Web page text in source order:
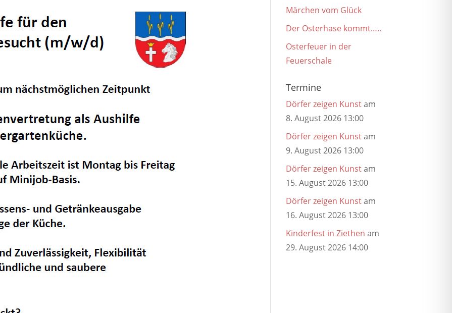
Märchen vom Glück
Der Osterhase kommt…..
Osterfeuer in der
Feuerschale
Termine
Dörfer zeigen Kunstam
8. August 2026 13:00
Dörfer zeigen Kunstam
9. August 2026 13:00
Dörfer zeigen Kunstam
15. August 2026 13:00
Dörfer zeigen Kunstam
16. August 2026 13:00
Kinderfest in Ziethen am
29. August 2026 14:00